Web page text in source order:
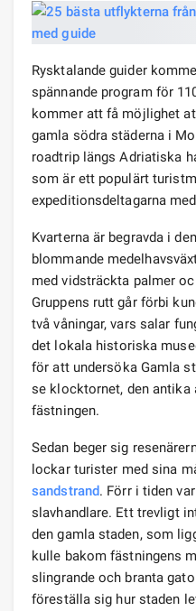
Rysktalande guider
spännande program för
kommer att få möjlighet
gamla södra städerna i
roadtrip längs Adriatiska
som är ett populärt
expeditionsdeltagarna
Kvarterna är begravda i
blommande
med vidsträckta palmer
Gruppens rutt går förbi
två våningar, vars salar
det lokala historiska
för att undersöka Gamla
se klocktornet, den antika
fästningen.
Sedan beger sig
lockar turister med sina
sandstrand. Förr i tiden
slavhandlare. Ett trevligt
den gamla staden, som
kulle bakom fästningens
slingrande och branta
föreställa sig hur staden